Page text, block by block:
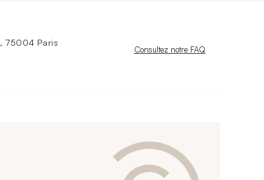
75004 Paris
Nouvelle fenêtre
Consultez notre FAQ